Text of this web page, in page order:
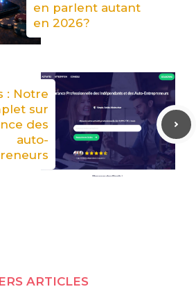
en parlent autant
en 2026?
: Notre
sur
des
auto-
ARTICLES